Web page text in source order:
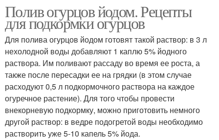
Полив огурцов йодом. Рецепты
для подкормки огурцов
Для полива огурцов йодом готовят такой раствор: в 3 л
нехолодной воды добавляют 1 каплю 5% йодного
раствора. Им поливают рассаду во время ее роста, а
также после пересадки ее на грядки (в этом случае
расходуют 0,5 л подкормочного раствора на каждое
огуречное растение). Для того чтобы провести
внекорневую подкормку, можно приготовить немного
другой раствор: в ведре подогретой воды необходимо
растворить уже 5-10 капель 5% йода.